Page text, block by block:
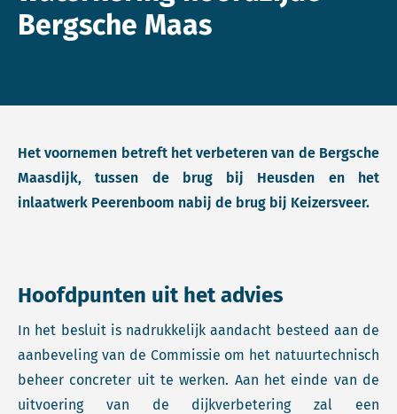
Bergsche Maas
Het voornemen betreft het verbeteren van de Bergsche
Maasdijk, tussen de brug bij Heusden en het
inlaatwerk Peerenboom nabij de brug bij Keizersveer.
Hoofdpunten uit het advies
In het besluit is nadrukkelijk aandacht besteed aan de
aanbeveling van de Commissie om het natuurtechnisch
beheer concreter uit te werken. Aan het einde van de
uitvoering van de dijkverbetering zal een